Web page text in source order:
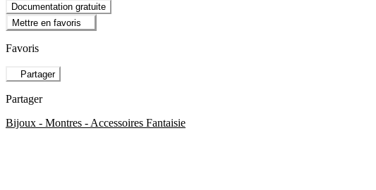
Documentation gratuite
Mettre en favoris
Favoris
Partager
Partager
Bijoux - Montres - Accessoires Fantaisie